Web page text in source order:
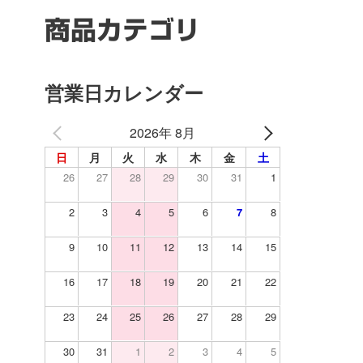
商品カテゴリ
営業日カレンダー
2026年 8月
日 月 火 水 木 金 土
26 27 28 29 30 31 1
2 3 4 5 6 7 8
9 10 11 12 13 14 15
16 17 18 19 20 21 22
23 24 25 26 27 28 29
30 31 1 2 3 4 5